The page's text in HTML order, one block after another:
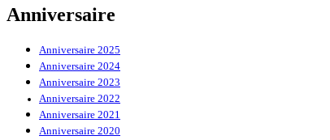
Anniversaire
Anniversaire 2025
Anniversaire 2024
Anniversaire 2023
Anniversaire 2022
Anniversaire 2021
Anniversaire 2020